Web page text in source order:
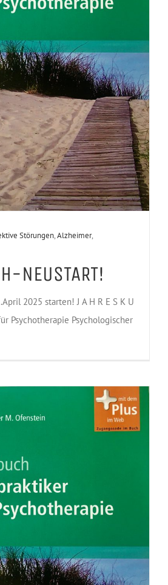
Störungen,Alzheimer,
NEUSTART!
2025 starten! J A H R E S K U
Psychotherapie Psychologischer